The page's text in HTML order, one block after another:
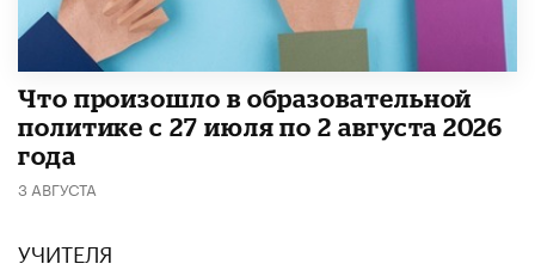
​Что произошло в образовательной
политике с 27 июля по 2 августа 2026
года
3 АВГУСТА
УЧИТЕЛЯ